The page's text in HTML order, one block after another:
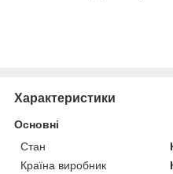
Характеристики
Основні
Стан
Країна виробник